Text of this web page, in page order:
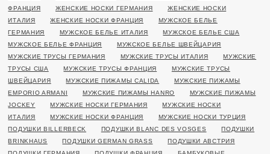
ФРАНЦИЯ
ЖЕНСКИЕ НОСКИ ГЕРМАНИЯ
ЖЕНСКИЕ НОСКИ
ИТАЛИЯ
ЖЕНСКИЕ НОСКИ ФРАНЦИЯ
МУЖСКОЕ БЕЛЬЕ
ГЕРМАНИЯ
МУЖСКОЕ БЕЛЬЕ ИТАЛИЯ
МУЖСКОЕ БЕЛЬЕ США
МУЖСКОЕ БЕЛЬЕ ФРАНЦИЯ
МУЖСКОЕ БЕЛЬЕ ШВЕЙЦАРИЯ
МУЖСКИЕ ТРУСЫ ГЕРМАНИЯ
МУЖСКИЕ ТРУСЫ ИТАЛИЯ
МУЖСКИЕ
ТРУСЫ США
МУЖСКИЕ ТРУСЫ ФРАНЦИЯ
МУЖСКИЕ ТРУСЫ
ШВЕЙЦАРИЯ
МУЖСКИЕ ПИЖАМЫ CALIDA
МУЖСКИЕ ПИЖАМЫ
EMPORIO ARMANI
МУЖСКИЕ ПИЖАМЫ HANRO
МУЖСКИЕ ПИЖАМЫ
JOCKEY
МУЖСКИЕ НОСКИ ГЕРМАНИЯ
МУЖСКИЕ НОСКИ
ИТАЛИЯ
МУЖСКИЕ НОСКИ ФРАНЦИЯ
МУЖСКИЕ НОСКИ ТУРЦИЯ
ПОДУШКИ BILLERBECK
ПОДУШКИ BLANC DES VOSGES
ПОДУШКИ
BRINKHAUS
ПОДУШКИ GERMAN GRASS
ПОДУШКИ АВСТРИЯ